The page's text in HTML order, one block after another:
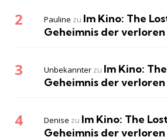
Pauline zu Im Kino: The
Geheimnis der
Unbekannter zu Im Kino:
Geheimnis der
Denise zu Im Kino: The
Geheimnis der